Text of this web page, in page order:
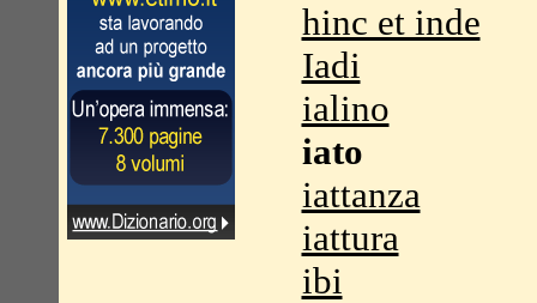
hinc et inde
Iadi
ialino
iato
iattanza
iattura
ibi